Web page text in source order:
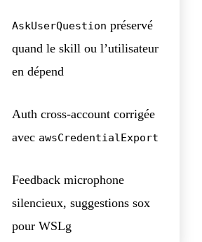
AskUserQuestion préservé
quand le skill ou l’utilisateur
en dépend
Auth cross-account corrigée
avec awsCredentialExport
Feedback microphone
silencieux, suggestions sox
pour WSLg